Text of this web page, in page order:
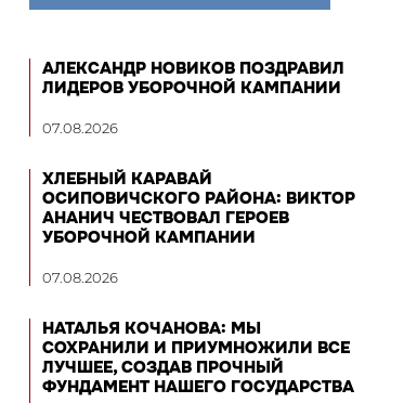
АЛЕКСАНДР НОВИКОВ ПОЗДРАВИЛ
ЛИДЕРОВ УБОРОЧНОЙ КАМПАНИИ
07.08.2026
ХЛЕБНЫЙ КАРАВАЙ
ОСИПОВИЧСКОГО РАЙОНА: ВИКТОР
АНАНИЧ ЧЕСТВОВАЛ ГЕРОЕВ
УБОРОЧНОЙ КАМПАНИИ
07.08.2026
НАТАЛЬЯ КОЧАНОВА: МЫ
СОХРАНИЛИ И ПРИУМНОЖИЛИ ВСЕ
ЛУЧШЕЕ, СОЗДАВ ПРОЧНЫЙ
ФУНДАМЕНТ НАШЕГО ГОСУДАРСТВА